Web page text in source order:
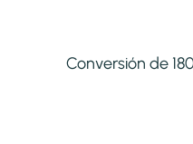
Conversión de